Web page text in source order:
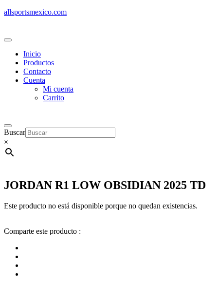
allsportsmexico.com
Inicio
Productos
Contacto
Cuenta
Mi cuenta
Carrito
Buscar
×
JORDAN R1 LOW OBSIDIAN 2025 TD
Este producto no está disponible porque no quedan existencias.
Comparte este producto :